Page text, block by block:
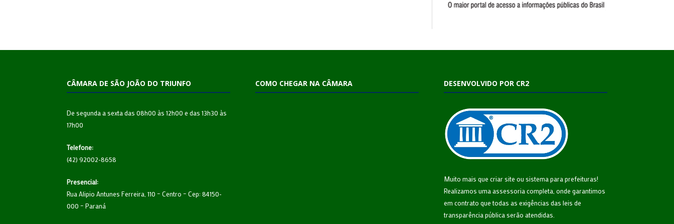
CÂMARA DE SÃO JOÃO DO TRIUNFO
De segunda a sexta das 08h00 às 12h00 e das 13h30 às
17h00
Telefone:
(42) 92002-8658
Presencial:
Rua Alipio Antunes Ferreira, 110 – Centro – Cep: 84150-
000 – Paraná
COMO CHEGAR NA CÂMARA DESENVOLVIDO POR CR2
Muito mais que criar site ou sistema para prefeituras!
Realizamos uma assessoria completa, onde garantimos
em contrato que todas as exigências das leis de
transparência pública serão atendidas.